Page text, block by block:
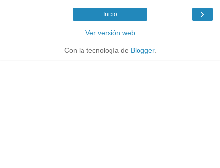
›
Inicio
Ver versión web
Con la tecnología de Blogger.